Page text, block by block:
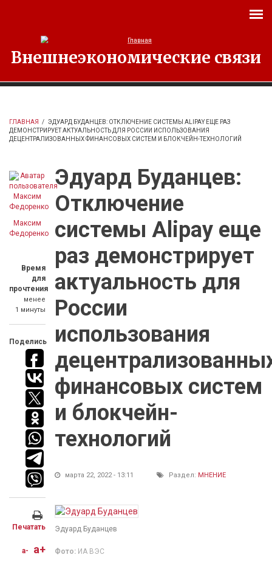
Внешнеэкономические связи
ГЛАВНАЯ / ЭДУАРД БУДАНЦЕВ: ОТКЛЮЧЕНИЕ СИСТЕМЫ ALIPAY ЕЩЕ РАЗ
ДЕМОНСТРИРУЕТ АКТУАЛЬНОСТЬ ДЛЯ РОССИИ ИСПОЛЬЗОВАНИЯ
ДЕЦЕНТРАЛИЗОВАННЫХ ФИНАНСОВЫХ СИСТЕМ И БЛОКЧЕЙН-ТЕХНОЛОГИЙ
Максим
Федоренко
Время
для
прочтения
менее
1 минуты
Поделись
Печатать
a- a+
Эдуард Буданцев:
Отключение
системы Alipay еще
раз демонстрирует
актуальность для
России
использования
финансовых систем
и блокчейн-
технологий
марта 22, 2022 - 13:11 Раздел: МНЕНИЕ
Эдуард Буданцев
Фото: ИА ВЭС